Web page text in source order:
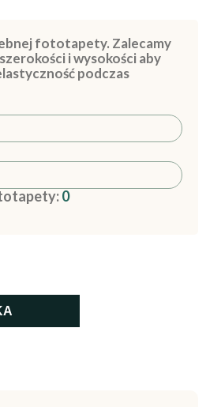
fototapety. Zalecamy
i wysokości aby
podczas
0